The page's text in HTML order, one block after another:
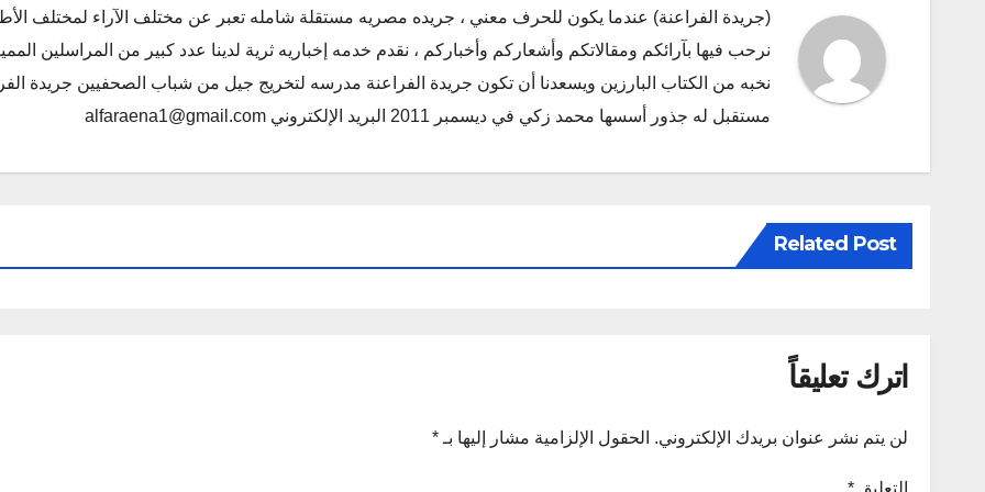
(جريدة الفراعنة) عندما يكون للحرف معني ، جريده مصريه مستقلة شامله تعبر عن مختلف الآراء لمختلف
نرحب فيها بآرائكم ومقالاتكم وأشعاركم وأخباركم ، نقدم خدمه إخباريه ثرية لدينا عدد كبير من المراسلين
نخبه من الكتاب البارزين ويسعدنا أن تكون جريدة الفراعنة مدرسه لتخريج جيل من شباب الصحفيين جريدة
مستقبل له جذور أسسها محمد زكي في ديسمبر 2011 البريد الإلكتروني alfaraena1@gmail.com
Related Post
اترك تعليقاً
لن يتم نشر عنوان بريدك الإلكتروني. الحقول الإلزامية مشار إليها بـ *
التعليق *